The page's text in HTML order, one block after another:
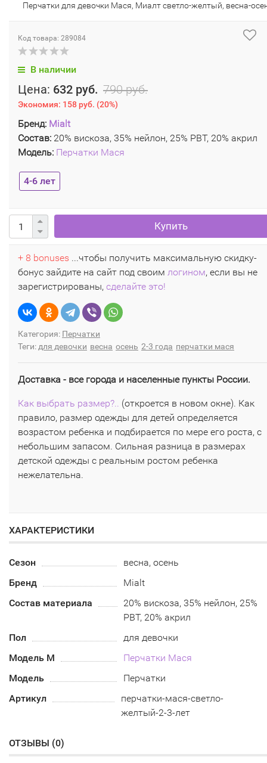
Перчатки для девочки Мася, Миалт светло-желтый, весна-
Код товара: 289084
В наличии
Цена: 632 руб. 790 руб.
Экономия: 158 руб. (20%)
Бренд: Mialt
Состав: 20% вискоза, 35% нейлон, 25% РВТ, 20% акрил
Модель: Перчатки Мася
4-6 лет
Купить
+ 8 bonuses ...чтобы получить максимальную скидку-
бонус зайдите на сайт под своим логином, если вы не
зарегистрированы, сделайте это!
Категория: Перчатки
Теги:для девочки весна осень 2-3 года перчатки мася
Доставка - все города и населенные пункты России.
Как выбрать размер?.. (откроется в новом окне). Как
правило, размер одежды для детей определяется
возрастом ребенка и подбирается по мере его роста, с
небольшим запасом. Сильная разница в размерах
детской одежды с реальным ростом ребенка
нежелательна.
ХАРАКТЕРИСТИКИ
Сезон
весна, осень
Бренд
Mialt
Состав материала
20% вискоза, 35% нейлон, 25%
РВТ, 20% акрил
Пол
для девочки
Модель М
Перчатки Мася
Модель
Перчатки
Артикул
перчатки-мася-светло-
желтый-2-3-лет
ОТЗЫВЫ (0)